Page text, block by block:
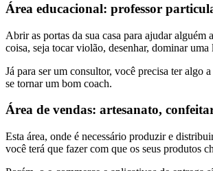
Área educacional: professor
Abrir as portas da sua casa para ajudar
coisa, seja tocar violão, desenhar, dominar
Já para ser um consultor, você precisa ter algo
se tornar um bom coach.
Área de vendas: artesanato,
Esta área, onde é necessário produzir e
você terá que fazer com que os seus produtos